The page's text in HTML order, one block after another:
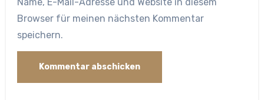
Browser für meinen nächsten Kommentar
speichern.